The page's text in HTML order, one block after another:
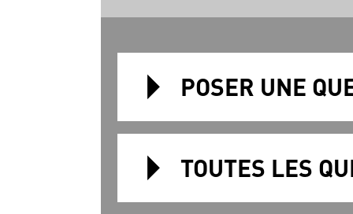
POSER UNE
TOUTES LES